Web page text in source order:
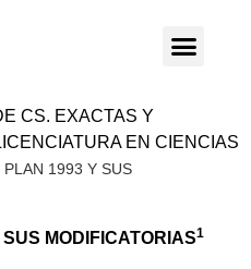
CS. EXACTAS Y
EN CIENCIAS
PLAN 1993 Y SUS
MODIFICATORIAS1